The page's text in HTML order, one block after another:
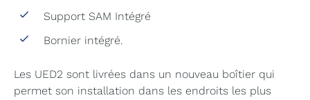
Support SAM Intégré
Bornier intégré.
Les UED2 sont livrées dans un nouveau boîtier qui
permet son installation dans les endroits les plus